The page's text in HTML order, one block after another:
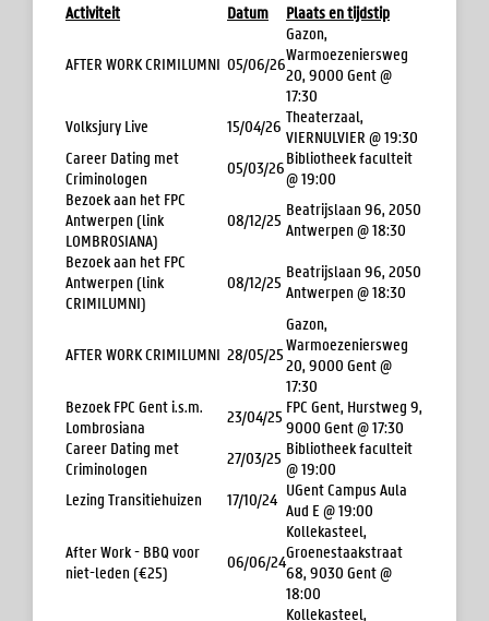
Activiteit Datum Plaats en tijdstip
AFTER WORK CRIMILUMNI 05/06/26
Gazon,
Warmoezeniersweg
20, 9000 Gent @
17:30
Volksjury Live
15/04/26 Theaterzaal,
VIERNULVIER @ 19:30
Career Dating met
Criminologen
05/03/26Bibliotheek faculteit
@ 19:00
Bezoek aan het FPC
Antwerpen (link
LOMBROSIANA)
08/12/25 Beatrijslaan 96, 2050
Antwerpen @ 18:30
Bezoek aan het FPC
Antwerpen (link
CRIMILUMNI)
08/12/25 Beatrijslaan 96, 2050
Antwerpen @ 18:30
AFTER WORK CRIMILUMNI 28/05/25
Gazon,
Warmoezeniersweg
20, 9000 Gent @
17:30
Bezoek FPC Gent i.s.m.
Lombrosiana
23/04/25 FPC Gent, Hurstweg 9,
9000 Gent @ 17:30
Career Dating met
Criminologen
27/03/25 Bibliotheek faculteit
@ 19:00
Lezing Transitiehuizen
17/10/24 UGent Campus Aula
Aud E @ 19:00
After Work - BBQ voor
niet-leden (€25)
06/06/24
Kollekasteel,
Groenestaakstraat
68, 9030 Gent @
18:00
Kollekasteel,